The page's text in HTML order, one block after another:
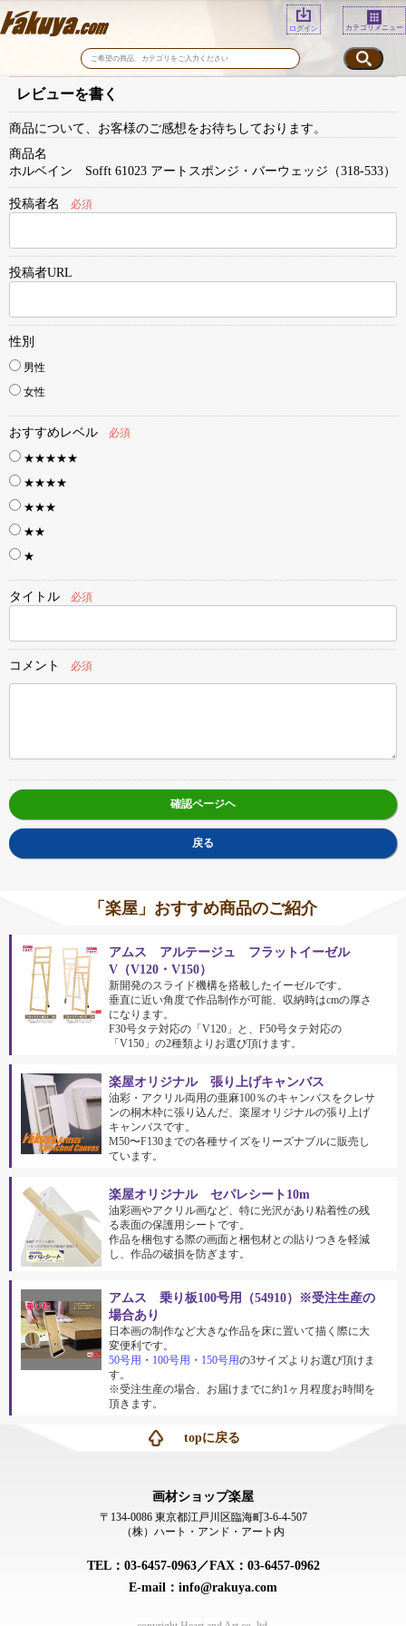
ログイン カテゴリメニュー
レビューを書く
商品について、お客様のご感想をお待ちしております。
商品名
ホルベイン Sofft 61023 アートスポンジ・バーウェッジ（318-533）
投稿者名 必須
投稿者URL
性別
男性
女性
おすすめレベル
必須
★★★★★
★★★★
★★★
★★
★
タイトル 必須
コメント 必須
確認ページヘ
戻る
「楽屋」おすすめ商品のご紹介
アムス アルテージュ フラットイーゼル
V（V120・V150）
新開発のスライド機構を搭載したイーゼルです。
垂直に近い角度で作品制作が可能、収納時はcmの厚さ
になります。
F30号タテ対応の「V120」と、F50号タテ対応の
「V150」の2種類よりお選び頂けます。
楽屋オリジナル 張り上げキャンバス
油彩・アクリル両用の亜麻100％のキャンバスをクレサ
ンの桐木枠に張り込んだ、楽屋オリジナルの張り上げ
キャンバスです。
M50〜F130までの各種サイズをリーズナブルに販売し
ています。
楽屋オリジナル セパレシート10m
油彩画やアクリル画など、特に光沢があり粘着性の残
る表面の保護用シートです。
作品を梱包する際の画面と梱包材との貼りつきを軽減
し、作品の破損を防ぎます。
アムス 乗り板100号用（54910）※受注生産の
場合あり
日本画の制作など大きな作品を床に置いて描く際に大
変便利です。
50号用 ・ 100号用 ・ 150号用の3サイズよりお選び頂けま
す。
※受注生産の場合、お届けまでに約1ヶ月程度お時間を
頂きます。
topに戻る
画材ショップ楽屋
〒134-0086 東京都江戸川区臨海町3-6-4-507
（株）ハート・アンド・アート内
TEL：03-6457-0963／FAX：03-6457-0962
E-mail：info@rakuya.com